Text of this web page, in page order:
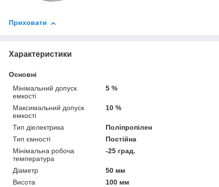
Приховати
Характеристики
Основні
Мінімальний допуск
емкості
5 %
Максимальний допуск
емкості
10 %
Тип діелектрика
Поліпропілен
Тип ємності
Постійна
Мінімальна робоча
температура
-25 град.
Діаметр
50 мм
Висота
100 мм